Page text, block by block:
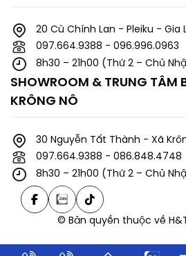
20 Cù Chính Lan - Pleiku - Gia
097.664.9388 - 096.996.0963
8h30 – 21h00 (Thứ 2 – Chủ
SHOWROOM & TRUNG TÂM
KRÔNG NÔ
30 Nguyễn Tất Thành - Xã
097.664.9388 - 086.848.4748
8h30 – 21h00 (Thứ 2 – Chủ
© Bản quyền thuộc về